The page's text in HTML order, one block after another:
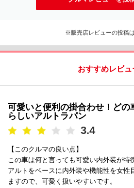
※販売店レビューの投稿は
おすすめレビュ
可愛いと便利の掛合わせ！どの
らしいアルトラパン
3.4
【このクルマの良い点】
この車は何と言っても可愛い内外装が特
アルトをベースに内外装や機能性を女性
ますので、可愛く扱いやすいです。